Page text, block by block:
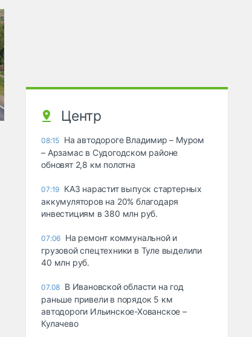
Центр
08:15 На автодороге Владимир – Муром
– Арзамас в Судогодском районе
обновят 2,8 км полотна
07:19 КАЗ нарастит выпуск стартерных
аккумуляторов на 20% благодаря
инвестициям в 380 млн руб.
07:06 На ремонт коммунальной и
грузовой спецтехники в Туле выделили
40 млн руб.
07.08 В Ивановской области на год
раньше привели в порядок 5 км
автодороги Ильинское-Хованское –
Кулачево